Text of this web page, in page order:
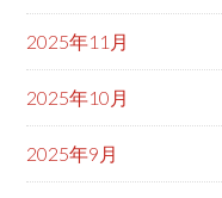
2025年11月
2025年10月
2025年9月